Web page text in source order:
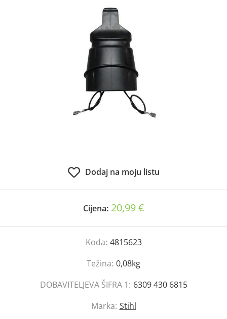
Dodaj na moju listu
Cijena: 20,99 €
Koda: 4815623
Težina: 0,08kg
DOBAVITELJEVA ŠIFRA 1: 6309 430 6815
Marka: Stihl